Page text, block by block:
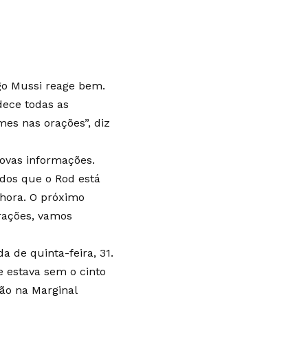
Mussi reage bem.
todas as
nas orações”, diz
informações.
que o Rod está
O próximo
vamos
de quinta-feira, 31.
estava sem o cinto
na Marginal